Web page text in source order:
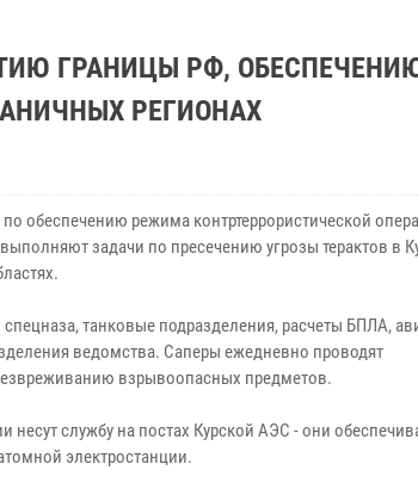
ГРАНИЦЫ РФ,
РЕГИОНАХ
обеспечению режима контртеррористической
задачи по пресечению угрозы терактов в
спецназа, танковые подразделения, расчеты БПЛА,
ведомства. Саперы ежедневно проводят
взрывоопасных предметов.
несут службу на постах Курской АЭС - они
электростанции.